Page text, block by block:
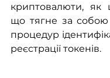
криптовалюти, як
що тягне за собою
процедур
реєстрації токенів.